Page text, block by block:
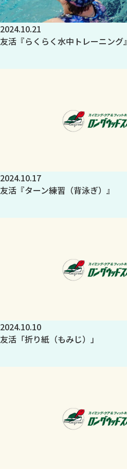
2024.10.21
友活『らくらく水中トレーニング』
2024.10.17
友活『ターン練習（背泳ぎ）』
2024.10.10
友活「折り紙（もみじ）」